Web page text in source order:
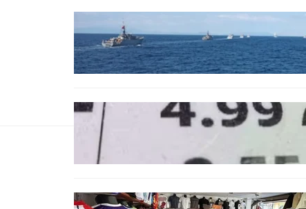
Нов минен ловец за
българския флот пристига до
края на годината
БЪЛГАРИЯ
Левът изчезва от етикетите:
БЪЛГАРИЯ